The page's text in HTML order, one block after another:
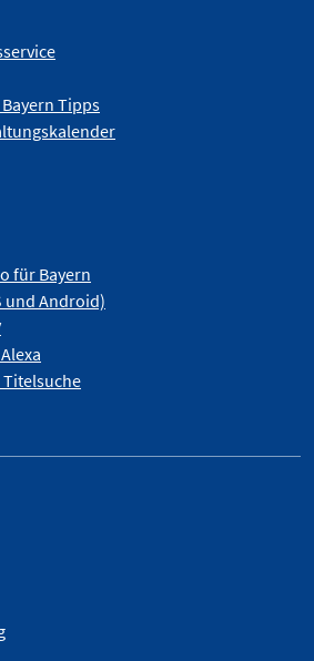
Tipps
für Bayern
und Android)